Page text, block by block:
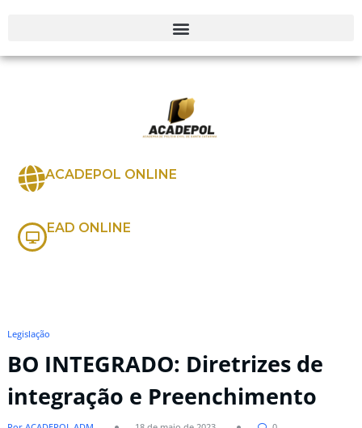
ACADEPOL ONLINE
EAD ONLINE
Legislação
BO INTEGRADO: Diretrizes de
integração e Preenchimento